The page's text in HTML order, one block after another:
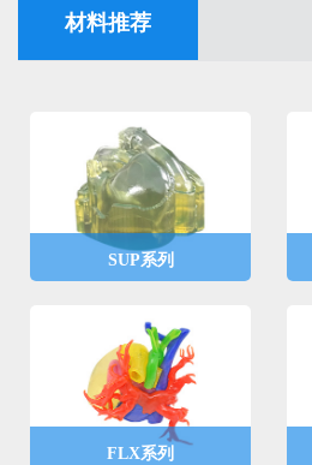
材料推荐
SUP系列
准支撑材料、碱溶支撑材
料、热熔支撑材料，打印
过程中为成型料提供支
FLX系列